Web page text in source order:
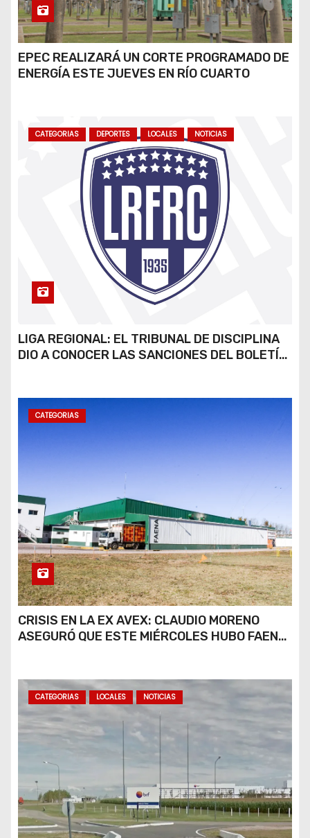
EPEC REALIZARÁ UN CORTE PROGRAMADO DE
ENERGÍA ESTE JUEVES EN RÍO CUARTO
CATEGORIAS DEPORTES LOCALES NOTICIAS
LIGA REGIONAL: EL TRIBUNAL DE DISCIPLINA
DIO A CONOCER LAS SANCIONES DEL BOLETÍN
CATEGORIAS
CRISIS EN LA EX AVEX: CLAUDIO MORENO
ASEGURÓ QUE ESTE MIÉRCOLES HUBO FAENA
CATEGORIAS LOCALES NOTICIAS